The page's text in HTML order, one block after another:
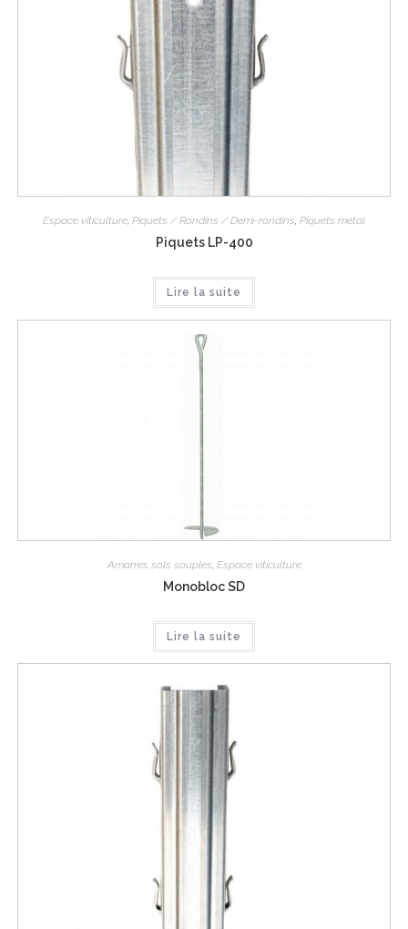
Espace viticulture, Piquets / Rondins / Demi-rondins, Piquets métal
Piquets LP-400
Lire la suite
Amarres sols souples Espace viticulture
Monobloc SD
Lire la suite